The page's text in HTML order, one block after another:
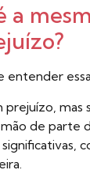
a
entender
mas
de parte